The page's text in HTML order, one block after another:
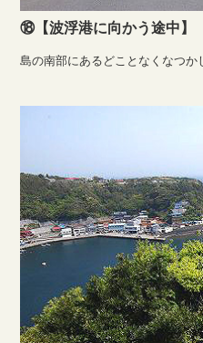
⑱【波浮港に向かう途中】
島の南部にあるどことなくなつか